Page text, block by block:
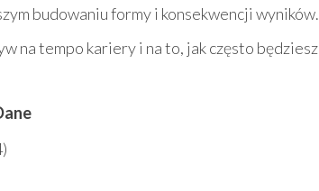
budowaniu formy i konsekwencji wyników.
na tempo kariery i na to, jak często będziesz